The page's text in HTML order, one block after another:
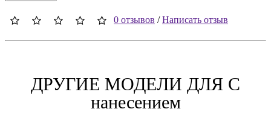
0 отзывов /Написать отзыв
ДРУГИЕ МОДЕЛИ ДЛЯ C
нанесением